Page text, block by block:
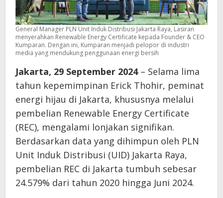
General Manager PLN Unit Induk Distribusi Jakarta Raya, Lasiran
menyerahkan Renewable Energy Certificate kepada Founder & CEO
Kumparan. Dengan ini, Kumparan menjadi pelopor di industri
media yang mendukung penggunaan energi bersih
Jakarta, 29 September 2024– Selama lima
tahun kepemimpinan Erick Thohir, peminat
energi hijau di Jakarta, khususnya melalui
pembelian Renewable Energy Certificate
(REC), mengalami lonjakan signifikan.
Berdasarkan data yang dihimpun oleh PLN
Unit Induk Distribusi (UID) Jakarta Raya,
pembelian REC di Jakarta tumbuh sebesar
24.579% dari tahun 2020 hingga Juni 2024.